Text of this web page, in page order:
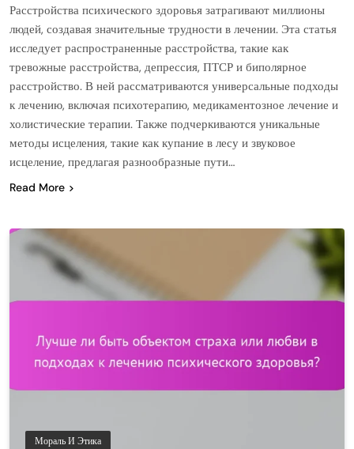
Расстройства психического здоровья затрагивают миллионы
людей, создавая значительные трудности в лечении. Эта статья
исследует распространенные расстройства, такие как
тревожные расстройства, депрессия, ПТСР и биполярное
расстройство. В ней рассматриваются универсальные подходы
к лечению, включая психотерапию, медикаментозное лечение и
холистические терапии. Также подчеркиваются уникальные
методы исцеления, такие как купание в лесу и звуковое
исцеление, предлагая разнообразные пути…
Read More
Мораль И Этика